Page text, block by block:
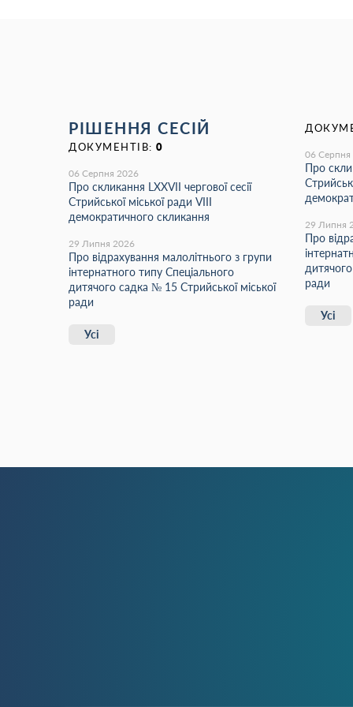
РІШЕННЯ СЕСІЙ
ДОКУМЕНТІВ: 0
06 Серпня 2026
Про скликання LХХVІІ чергової сесії
Стрийської міської ради VIII
демократичного скликання
29 Липня 2026
Про відрахування малолітнього з групи
інтернатного типу Спеціального
дитячого садка № 15 Стрийської міської
ради
Усі
06 Серпня
Про
29 Липня
Про
ради
Усі